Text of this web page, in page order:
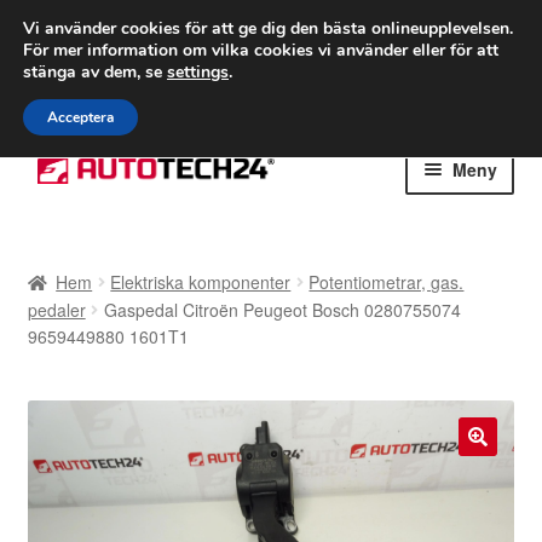
FRAKT från 75 kr
Världsomspännande frakt
Ring 766 924 713
Hoppa
till
Hoppa
till
Meny
Betalningar
Kolla upp
Hem Elektriska komponenter
Potentiometrar, gas.
pedaler
Gaspedal Citroën Peugeot Bosch 0280755074
9659449880 1601T1
Vi använder cookies för att ge dig den bästa onlineupplevelsen.
För mer information om vilka cookies vi använder eller för att
stänga av dem, se settings.
Acceptera